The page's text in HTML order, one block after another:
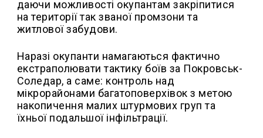
даючи можливості окупантам закріпитися
на території так званої промзони та
житлової забудови.
Наразі окупанти намагаються фактично
екстраполювати тактику боїв за Покровськ-
Соледар, а саме: контроль над
мікрорайонами багатоповерхівок з метою
накопичення малих штурмових груп та
їхньої подальшої інфільтрації.